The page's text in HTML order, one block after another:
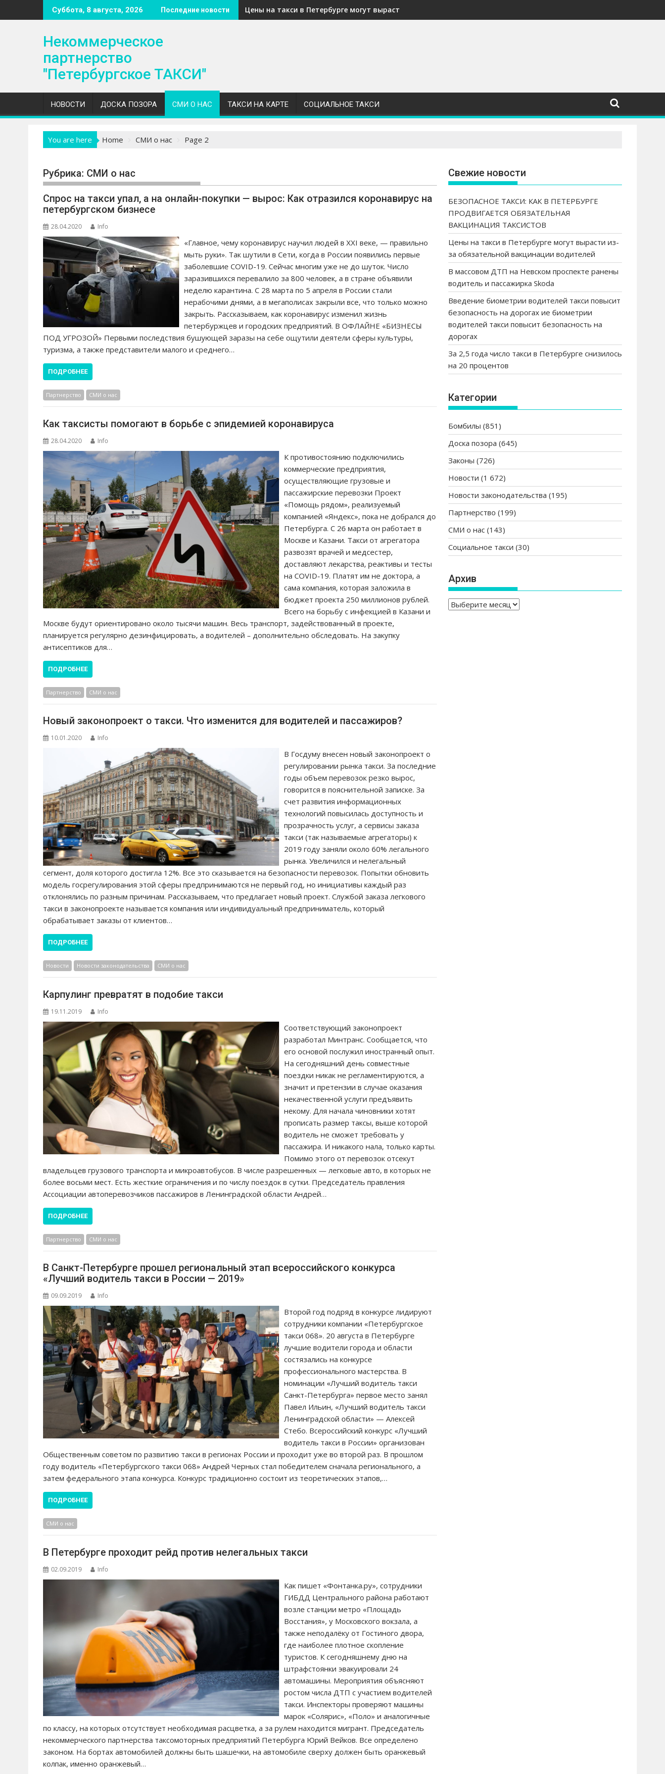
k
Суббота, 8 августа, 2026 Последние новости Цены на такси в Петербурге могут вырасти из-за обязательной вакцинации водителей
Некоммерческое
партнерство
"Петербургское ТАКСИ"
НОВОСТИ ДОСКА ПОЗОРА СМИ О НАС ТАКСИ НА КАРТЕ СОЦИАЛЬНОЕ ТАКСИ
You are here Home СМИ о нас Page 2
Рубрика: СМИ о нас
Спрос на такси упал, а на онлайн-покупки — вырос: Как отразился коронавирус на
петербургском бизнесе
28.04.2020 Info
«Главное, чему коронавирус научил людей в ХХI веке, — правильно
мыть руки». Так шутили в Сети, когда в России появились первые
заболевшие COVID-19. Сейчас многим уже не до шуток. Число
заразившихся перевалило за 800 человек, а в стране объявили
неделю карантина. С 28 марта по 5 апреля в России стали
нерабочими днями, а в мегаполисах закрыли все, что только можно
закрыть. Рассказываем, как коронавирус изменил жизнь
петербуржцев и городских предприятий. В ОФЛАЙНЕ «БИЗНЕСЫ
ПОД УГРОЗОЙ» Первыми последствия бушующей заразы на себе ощутили деятели сферы культуры,
туризма, а также представители малого и среднего…
ПОДРОБНЕЕ
Партнерство СМИ о нас
Как таксисты помогают в борьбе с эпидемией коронавируса
28.04.2020 Info
К противостоянию подключились
коммерческие предприятия,
осуществляющие грузовые и
пассажирские перевозки Проект
«Помощь рядом», реализуемый
компанией «Яндекс», пока не добрался до
Петербурга. С 26 марта он работает в
Москве и Казани. Такси от агрегатора
развозят врачей и медсестер,
доставляют лекарства, реактивы и тесты
на COVID-19. Платят им не доктора, а
сама компания, которая заложила в
бюджет проекта 250 миллионов рублей.
Всего на борьбу с инфекцией в Казани и
Москве будут ориентировано около тысячи машин. Весь транспорт, задействованный в проекте,
планируется регулярно дезинфицировать, а водителей – дополнительно обследовать. На закупку
антисептиков для…
ПОДРОБНЕЕ
Партнерство СМИ о нас
Новый законопроект о такси. Что изменится для водителей и пассажиров?
10.01.2020 Info
В Госдуму внесен новый законопроект о
регулировании рынка такси. За последние
годы объем перевозок резко вырос,
говорится в пояснительной записке. За
счет развития информационных
технологий повысилась доступность и
прозрачность услуг, а сервисы заказа
такси (так называемые агрегаторы) к
2019 году заняли около 60% легального
рынка. Увеличился и нелегальный
сегмент, доля которого достигла 12%. Все это сказывается на безопасности перевозок. Попытки обновить
модель госрегулирования этой сферы предпринимаются не первый год, но инициативы каждый раз
отклонялись по разным причинам. Рассказываем, что предлагает новый проект. Службой заказа легкового
такси в законопроекте называется компания или индивидуальный предприниматель, который
обрабатывает заказы от клиентов…
ПОДРОБНЕЕ
Новости Новости законодательства СМИ о нас
Карпулинг превратят в подобие такси
19.11.2019 Info
Соответствующий законопроект
разработал Минтранс. Сообщается, что
его основой послужил иностранный опыт.
На сегодняшний день совместные
поездки никак не регламентируются, а
значит и претензии в случае оказания
некачественной услуги предъявить
некому. Для начала чиновники хотят
прописать размер таксы, выше которой
водитель не сможет требовать у
пассажира. И никакого нала, только карты.
Помимо этого от перевозок отсекут
владельцев грузового транспорта и микроавтобусов. В числе разрешенных — легковые авто, в которых не
более восьми мест. Есть жесткие ограничения и по числу поездок в сутки. Председатель правления
Ассоциации автоперевозчиков пассажиров в Ленинградской области Андрей…
ПОДРОБНЕЕ
Партнерство СМИ о нас
В Санкт-Петербурге прошел региональный этап всероссийского конкурса
«Лучший водитель такси в России — 2019»
09.09.2019 Info
Второй год подряд в конкурсе лидируют
сотрудники компании «Петербургское
такси 068». 20 августа в Петербурге
лучшие водители города и области
состязались на конкурсе
профессионального мастерства. В
номинации «Лучший водитель такси
Санкт-Петербурга» первое место занял
Павел Ильин, «Лучший водитель такси
Ленинградской области» — Алексей
Стебо. Всероссийский конкурс «Лучший
водитель такси в России» организован
Общественным советом по развитию такси в регионах России и проходит уже во второй раз. В прошлом
году водитель «Петербургского такси 068» Андрей Черных стал победителем сначала регионального, а
затем федерального этапа конкурса. Конкурс традиционно состоит из теоретических этапов,…
ПОДРОБНЕЕ
СМИ о нас
В Петербурге проходит рейд против нелегальных такси
02.09.2019 Info
Как пишет «Фонтанка.ру», сотрудники
ГИБДД Центрального района работают
возле станции метро «Площадь
Восстания», у Московского вокзала, а
также неподалёку от Гостиного двора,
где наиболее плотное скопление
туристов. К сегодняшнему дню на
штрафстоянки эвакуировали 24
автомашины. Мероприятия объясняют
ростом числа ДТП с участием водителей
такси. Инспекторы проверяют машины
марок «Солярис», «Поло» и аналогичные
по классу, на которых отсутствует необходимая расцветка, а за рулем находится мигрант. Председатель
некоммерческого партнерства таксомоторных предприятий Петербурга Юрий Вейков. Все определено
законом. На бортах автомобилей должны быть шашечки, на автомобиле сверху должен быть оранжевый
колпак, именно оранжевый…
Свежие новости
БЕЗОПАСНОЕ ТАКСИ: КАК В ПЕТЕРБУРГЕ
ПРОДВИГАЕТСЯ ОБЯЗАТЕЛЬНАЯ
ВАКЦИНАЦИЯ ТАКСИСТОВ
Цены на такси в Петербурге могут вырасти из-
за обязательной вакцинации водителей
В массовом ДТП на Невском проспекте ранены
водитель и пассажирка Skoda
Введение биометрии водителей такси повысит
безопасность на дорогах ие биометрии
водителей такси повысит безопасность на
дорогах
За 2,5 года число такси в Петербурге снизилось
на 20 процентов
Категории
Бомбилы (851)
Доска позора (645)
Законы (726)
Новости (1 672)
Новости законодательства (195)
Партнерство (199)
СМИ о нас (143)
Социальное такси (30)
Архив
А